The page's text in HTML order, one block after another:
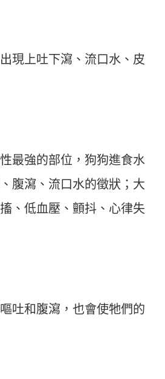
現上吐下瀉、流口水、皮
最強的部位，狗狗進食水
腹瀉、流口水的徵狀；大
、低血壓、顫抖、心律失
吐和腹瀉，也會使牠們的